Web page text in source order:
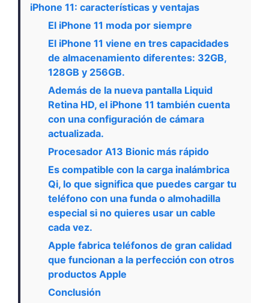
iPhone 11: características y ventajas
El iPhone 11 moda por siempre
El iPhone 11 viene en tres capacidades
de almacenamiento diferentes: 32GB,
128GB y 256GB.
Además de la nueva pantalla Liquid
Retina HD, el iPhone 11 también cuenta
con una configuración de cámara
actualizada.
Procesador A13 Bionic más rápido
Es compatible con la carga inalámbrica
Qi, lo que significa que puedes cargar tu
teléfono con una funda o almohadilla
especial si no quieres usar un cable
cada vez.
Apple fabrica teléfonos de gran calidad
que funcionan a la perfección con otros
productos Apple
Conclusión